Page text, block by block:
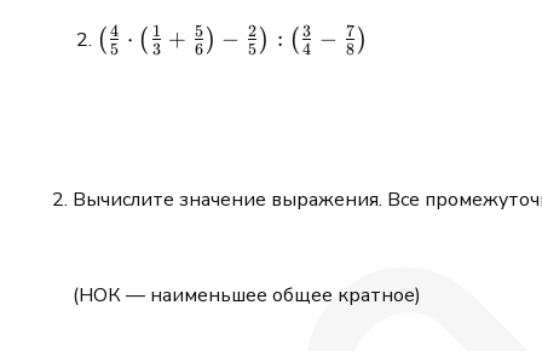
72{,}28
: 45{,}1
\left(
{3} +
\right) -
( 5
4 ⋅ ( 3
1 + 6
5 ) − 5
2 ) : ( 4
3 − 8
7 )
Вычислите значение выражения. Все
(НОК — наименьшее общее кратное)